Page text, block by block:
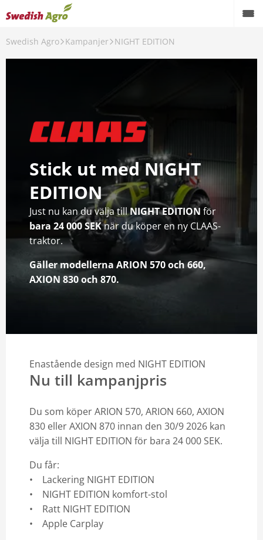
Swedish Agro Kampanjer NIGHT EDITION
Stick ut med NIGHT
EDITION
Just nu kan du välja tillNIGHT EDITION för
bara 24 000 SEKnär du köper en ny CLAAS-
traktor.
Gäller modellerna ARION 570 och 660,
AXION 830 och 870.
Enastående design med NIGHT EDITION
Nu till kampanjpris
Du som köper ARION 570, ARION 660, AXION
830 eller AXION 870 innan den 30/9 2026 kan
välja till NIGHT EDITION för bara 24 000 SEK.
Du får:
• Lackering NIGHT EDITION
• NIGHT EDITION komfort-stol
• Ratt NIGHT EDITION
• Apple Carplay
Växtodling
Maskiner
Aktuellt
Kampanjer
Karriär
Kontakt